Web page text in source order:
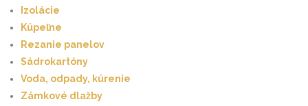
- Kúpeľne
- Sádrokartóny
- Voda, odpady, kúrenie
Izolácie
Kúpeľne
Rezanie panelov
Sádrokartóny
Voda, odpady, kúrenie
Zámkové dlažby